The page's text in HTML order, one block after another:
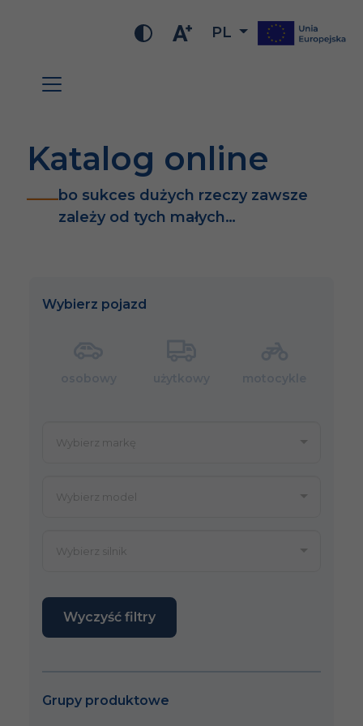
PL
Katalog online
bo sukces dużych rzeczy zawsze
zależy od tych małych…
Wybierz pojazd
Wyczyść filtry
Grupy produktowe